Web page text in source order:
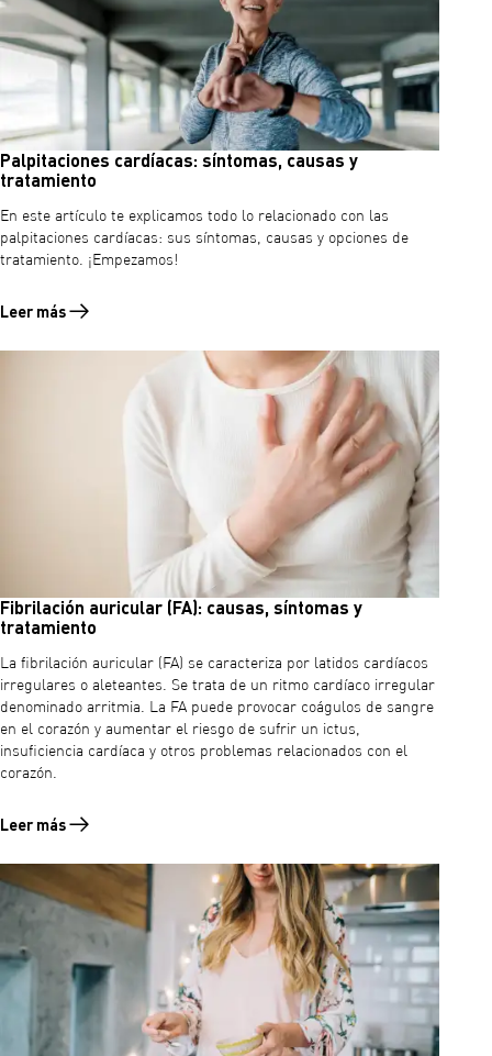
Palpitaciones cardíacas: síntomas, causas y
tratamiento
En este artículo te explicamos todo lo relacionado con las
palpitaciones cardíacas: sus síntomas, causas y opciones de
tratamiento. ¡Empezamos!
Leer más
Leer más sobre Palpitaciones cardíacas: síntomas, causas y
Fibrilación auricular (FA): causas, síntomas y
tratamiento
La fibrilación auricular (FA) se caracteriza por latidos cardíacos
irregulares o aleteantes. Se trata de un ritmo cardíaco irregular
denominado arritmia. La FA puede provocar coágulos de sangre
en el corazón y aumentar el riesgo de sufrir un ictus,
insuficiencia cardíaca y otros problemas relacionados con el
corazón.
Leer más
Leer más sobre Fibrilación auricular (FA): causas, síntomas y